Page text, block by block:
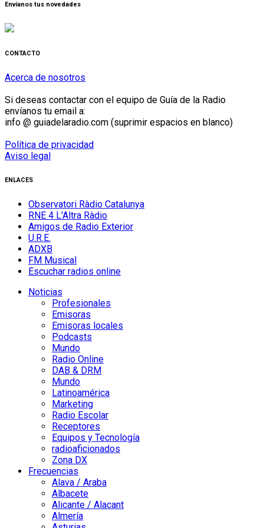
Envíanos tus novedades
CONTACTO
Acerca de nosotros
Si deseas contactar con el equipo de Guía de la Radio
envíanos tu email a:
info @ guiadelaradio.com (suprimir espacios en blanco)
Política de privacidad
Aviso legal
ENLACES
Observatori Ràdio Catalunya
RNE 4 L'Altra Ràdio
Amigos de Radio Exterior
U.R.E.
ADXB
FM Musical
Escuchar radios online
Noticias
Profesionales
Emisoras
Emisoras locales
Podcasts
Mundo
Radio Online
DAB & DRM
Mundo
Latinoamérica
Marketing
Radio Escolar
Receptores
Equipos y Tecnología
radioaficionados
Zona DX
Frecuencias
Alava / Araba
Albacete
Alicante / Alacant
Almería